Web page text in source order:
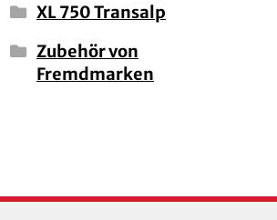
XL 750 Transalp
Zubehör von
Fremdmarken